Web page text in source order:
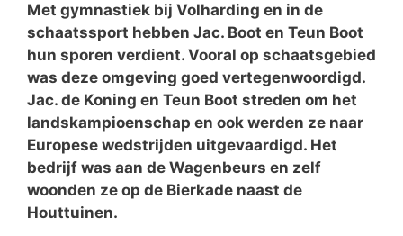
Met gymnastiek bij Volharding en in de
schaatssport hebben Jac. Boot en Teun Boot
hun sporen verdient. Vooral op schaatsgebied
was deze omgeving goed vertegenwoordigd.
Jac. de Koning en Teun Boot streden om het
landskampioenschap en ook werden ze naar
Europese wedstrijden uitgevaardigd. Het
bedrijf was aan de Wagenbeurs en zelf
woonden ze op de Bierkade naast de
Houttuinen.